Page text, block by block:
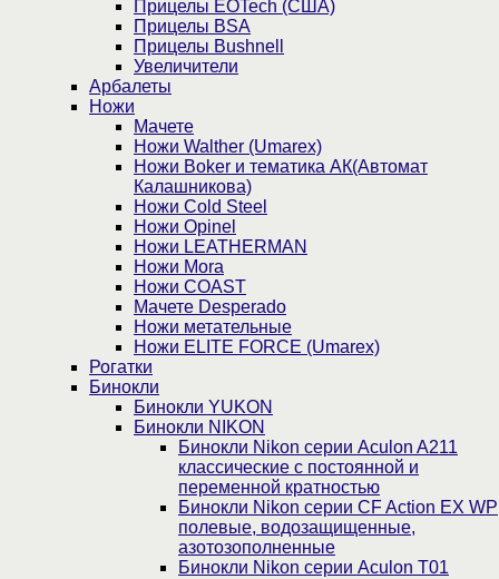
Прицелы EOTech (США)
Прицелы BSA
Прицелы Bushnell
Увеличители
Арбалеты
Ножи
Мачете
Ножи Walther (Umarex)
Ножи Boker и тематика АК(Автомат
Калашникова)
Ножи Cold Steel
Ножи Opinel
Ножи LEATHERMAN
Ножи Mora
Ножи COAST
Мачете Desperado
Ножи метательные
Ножи ELITE FORCE (Umarex)
Рогатки
Бинокли
Бинокли YUKON
Бинокли NIKON
Бинокли Nikon серии Aculon A211
классические с постоянной и
переменной кратностью
Бинокли Nikon серии СF Action EX WP
полевые, водозащищенные,
азотозополненные
Бинокли Nikon серии Aculon T01